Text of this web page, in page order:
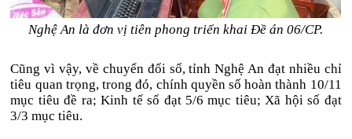
Nghệ An là đơn vị tiên phong triển khai Đề án 06/CP.
Cũng vì vậy, về chuyển đổi số, tỉnh Nghệ An đạt nhiều chỉ
tiêu quan trọng, trong đó, chính quyền số hoàn thành 10/11
mục tiêu đề ra; Kinh tế số đạt 5/6 mục tiêu; Xã hội số đạt
3/3 mục tiêu.